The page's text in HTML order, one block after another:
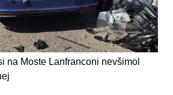
na Moste Lanfranconi nevšimol